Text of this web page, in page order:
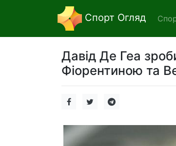
Спорт Огляд
Давід Де Геа
Фіорентиною та